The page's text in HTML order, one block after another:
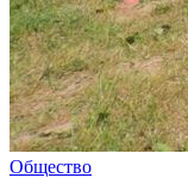
Общество